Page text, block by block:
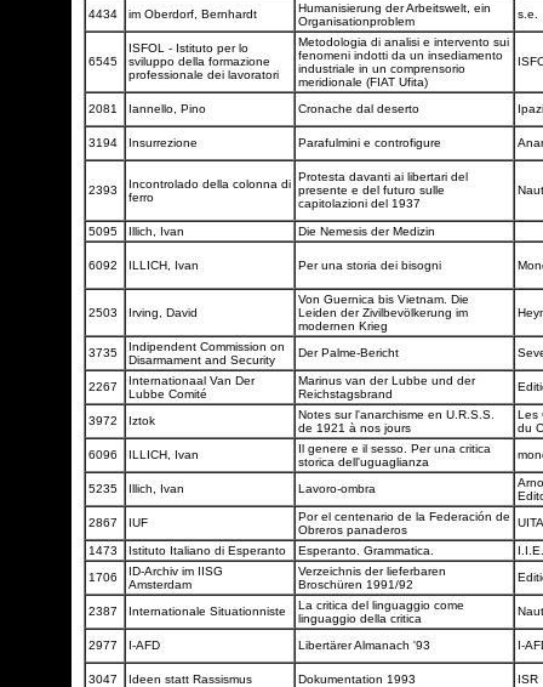
4434 im Oberdorf, Bernhardt
Humanisierung der Arbeitswelt, ein
Organisationproblem
s.e.
6545
ISFOL - Istituto per lo
sviluppo della formazione
professionale dei lavoratori
Metodologia di analisi e intervento sui
fenomeni indotti da un insediamento
industriale in un comprensorio
meridionale (FIAT Ufita)
2081 Iannello, Pino Cronache dal deserto
3194 Insurrezione Parafulmini e controfigure
2393
Incontrolado della colonna di
ferro
Protesta davanti ai libertari del
presente e del futuro sulle
capitolazioni del 1937
5095 Illich, Ivan Die Nemesis der Medizin
6092 ILLICH, Ivan Per una storia dei bisogni
2503 Irving, David
Von Guernica bis Vietnam. Die
Leiden der Zivilbevölkerung im
modernen Krieg
3735
Indipendent Commission on
Disarmament and Security
Der Palme-Bericht
2267
Internationaal Van Der
Lubbe Comité
Marinus van der Lubbe und der
Reichstagsbrand
3972 Iztok
Notes sur l'anarchisme en U.R.S.S.
de 1921 à nos jours
Les
du
6096
ILLICH, Ivan
Il genere e il sesso. Per una critica
storica dell'uguaglianza
5235 Illich, Ivan Lavoro-ombra
2867
IUF
Por el centenario de la Federación de
Obreros panaderos
1473 Istituto Italiano di Esperanto Esperanto. Grammatica.
1706
ID-Archiv im IISG
Amsterdam
Verzeichnis der lieferbaren
Broschüren 1991/92
2387 Internationale Situationniste
La critica del linguaggio come
linguaggio della critica
2977 I-AFD Libertärer Almanach '93 I-
3047 Ideen statt Rassismus Dokumentation 1993 ISR